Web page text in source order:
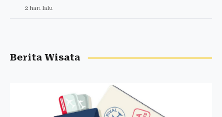
2 hari lalu
Berita Wisata